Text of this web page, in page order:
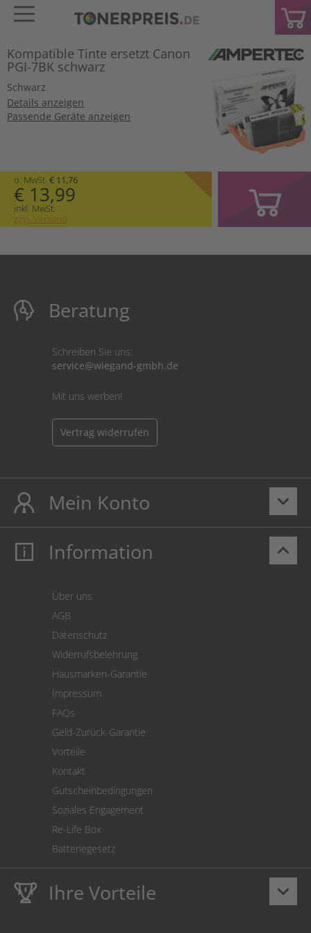
Kompatible Tinte ersetzt Canon
PGI-7BK schwarz
Schwarz
Details anzeigen
Passende Geräte anzeigen
o. MwSt. € 11,76
€ 13,99
inkl. MwSt.
zzgl. Versand
Beratung
Schreiben Sie uns:
service@wiegand-gmbh.de
Mit uns werben!
Vertrag widerrufen
keyboard_arrow_down
Mein Konto
Mein Konto
Cookie Einstellungen
keyboard_arrow_up
Information
Über uns
AGB
Datenschutz
Widerrufsbelehrung
Hausmarken-Garantie
Impressum
FAQs
Geld-Zurück-Garantie
Vorteile
Kontakt
Gutscheinbedingungen
Soziales Engagement
Re-Life Box
Batteriegesetz
keyboard_arrow_down
Ihre Vorteile